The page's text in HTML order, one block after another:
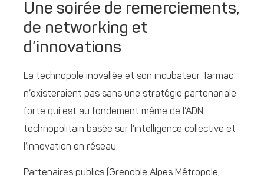
Une soirée de remerciements,
de networking et
d’innovations
La technopole inovallée et son incubateur Tarmac
n’existeraient pas sans une stratégie partenariale
forte qui est au fondement même de l’ADN
technopolitain basée sur l’intelligence collective et
l’innovation en réseau.
Partenaires publics (Grenoble Alpes Métropole,